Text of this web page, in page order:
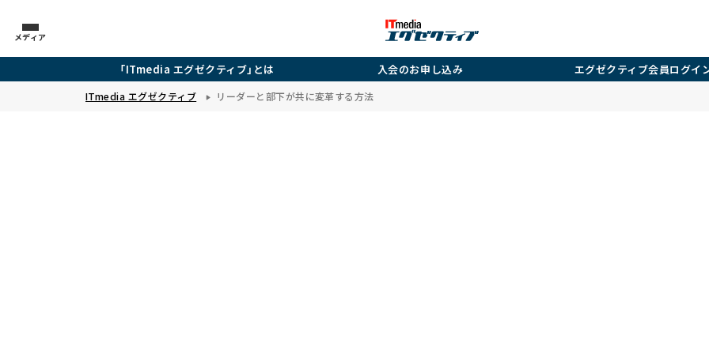
メディア
「ITmedia エグゼクティブ」とは 入会のお申し込み エグゼクティブ会員ログイ
ITmedia エグゼクティブ リーダーと部下が共に変革する方法